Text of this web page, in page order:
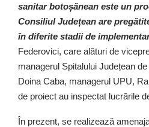
sanitar botoșănean este un
Consiliul Județean are
în diferite stadii de
Federovici, care alături de
managerul Spitalului Județean
Doina Caba, managerul UPU,
de proiect au inspectat lucrările
În prezent, se realizează